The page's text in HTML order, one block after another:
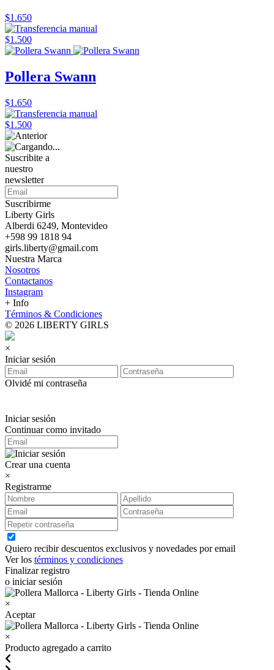
$1.650
$1.500
Pollera Swann
$1.650
$1.500
Suscribite a
nuestro
newsletter
Suscribirme
Liberty Girls
Alberdi 6249, Montevideo
+598 99 1818 94
girls.liberty@gmail.com
Nuestra Marca
Nosotros
Contactanos
Instagram
+ Info
Términos & Condiciones
© 2026 LIBERTY GIRLS
×
Iniciar sesión
Olvidé mi contraseña
Iniciar sesión
Continuar como invitado
Crear una cuenta
×
Registrarme
Quiero recibir descuentos exclusivos y novedades por email
Ver los términos y condiciones
Finalizar registro
o iniciar sesión
×
Aceptar
×
Producto agregado a carrito